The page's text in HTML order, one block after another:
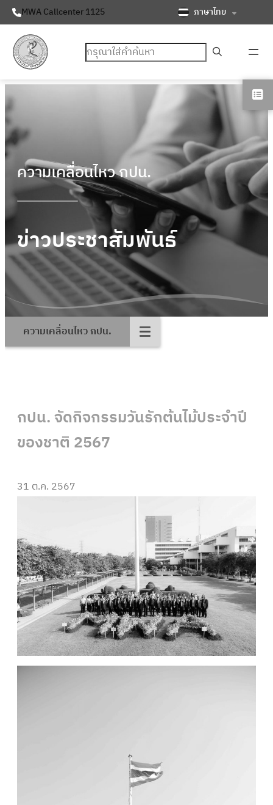
MWA Callcenter 1125 ภาษาไทย
ค้นหา
ความเคลื่อนไหว กปน.
ข่าวประชาสัมพันธ์
ความเคลื่อนไหว กปน.
กปน. จัดกิจกรรมวันรักต้นไม้ประจำปี
ของชาติ 2567
31 ต.ค. 2567